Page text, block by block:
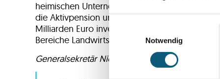
Einwilligungsauswahl
Notwendig
heimischen Unternehmen umsetzen. 750
die Aktivpension und stärkere Arbeitsanreize
Milliarden Euro investieren wir in die
Bereiche Landwirtschaft, Forschung,
Generalsekretär Nico Marchetti: